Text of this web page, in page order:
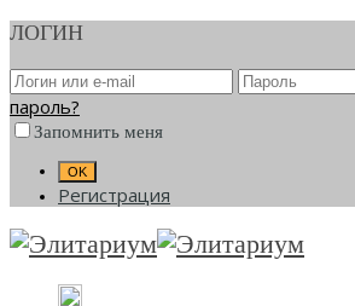
ЛОГИН
пароль?
Запомнить меня
Регистрация